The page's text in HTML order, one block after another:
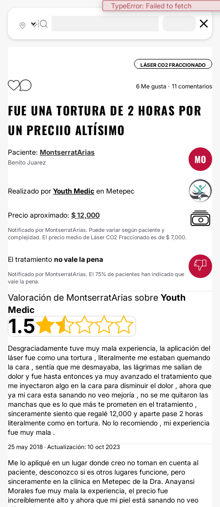
TypeError: Failed to fetch
LÁSER CO2 FRACCIONADO
6 Me gusta 11 comentarios
FUE UNA TORTURA DE 2 HORAS POR
UN PRECIIO ALTÍSIMO
Paciente: MontserratArias
Benito Juarez MO
Realizado por Youth Medic en Metepec
Precio aproximado: $ 12,000
Notificado por MontserratArias. Puede variar según paciente y
complejidad. El precio medio de Láser CO2 Fraccionado es de $ 7,000.
El tratamiento no vale la pena
Notificado por MontserratArias. El 75% de pacientes han indicado que
vale la pena.
Valoración de MontserratArias sobre Youth
Medic
1.5
Desgraciadamente tuve muy mala experiencia, la aplicación del
láser fue como una tortura , literalmente me estaban quemando
la cara , sentía que me desmayaba, las lágrimas me salían de
dolor y fue hasta entonces ya muy avanzado el tratamiento que
me inyectaron algo en la cara para disminuir el dolor , ahora que
ya mi cara esta sanando no veo mejoría , no se me quitaron las
manchas que es lo que más te prometen en el tratamiento ,
sinceramente siento que regalé 12,000 y aparte pase 2 horas
literalmente como en tortura. No lo recomiendo , mi experiencia
fue muy mala .
25 may 2018 · Actualización: 10 oct 2023
Me lo apliqué en un lugar donde creo no toman en cuenta al
paciente, desconozco si es otros lugares funcione, pero
sinceramente en la clínica en Metepec de la Dra. Anayansi
Morales fue muy mala la experiencia, el precio fue
increíblemente alto y ahora que mi piel está sanando no veo